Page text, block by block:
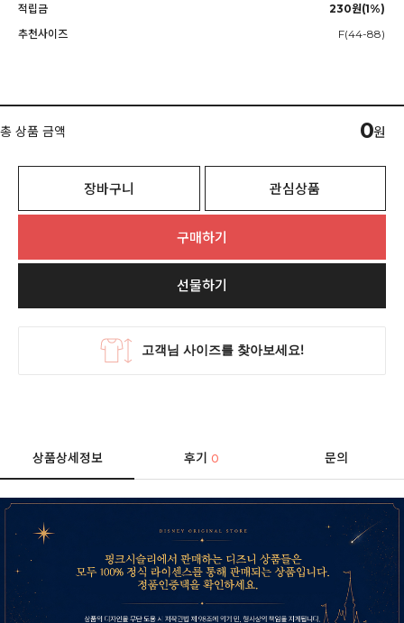
적립금
230원(1%)
추천사이즈
F(44-88)
총 상품 금액 0원
장바구니 관심상품
구매하기
선물하기
상품상세정보 후기0 문의